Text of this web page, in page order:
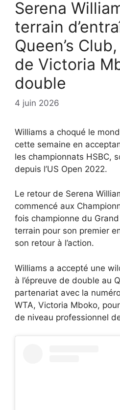
Serena
terrain
Queen’s
de Victoria
double
4 juin 2026
Williams a choqué le
cette semaine en
les championnats HSBC,
depuis l’US Open 2022.
Le retour de Serena
commencé aux
fois championne du
terrain pour son premier
son retour à l’action.
Williams a accepté une
à l’épreuve de double au
partenariat avec la
WTA, Victoria Mboko,
de niveau professionnel